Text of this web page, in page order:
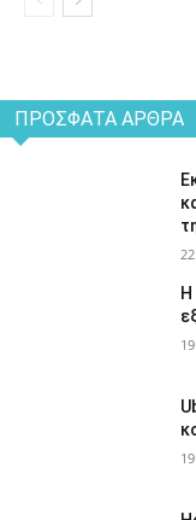
ΠΡΌΣΦΑΤΑ ΆΡΘΡΑ
Η